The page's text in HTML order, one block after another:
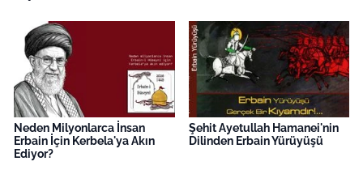
Neden Milyonlarca İnsan
Erbain İçin Kerbela'ya Akın
Ediyor?
Şehit Ayetullah Hamanei'nin
Dilinden Erbain Yürüyüşü